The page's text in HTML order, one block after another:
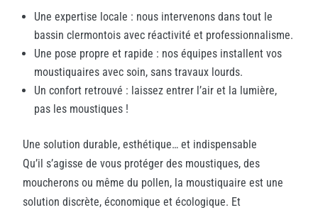
Une expertise locale : nous intervenons dans tout le
bassin clermontois avec réactivité et professionnalisme.
Une pose propre et rapide : nos équipes installent vos
moustiquaires avec soin, sans travaux lourds.
Un confort retrouvé : laissez entrer l’air et la lumière,
pas les moustiques !
Une solution durable, esthétique… et indispensable
Qu’il s’agisse de vous protéger des moustiques, des
moucherons ou même du pollen, la moustiquaire est une
solution discrète, économique et écologique. Et